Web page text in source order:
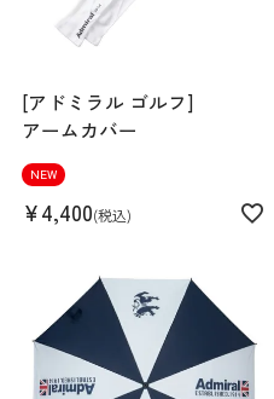
[アドミラル ゴルフ]
アームカバー
NEW
¥4,400 税込